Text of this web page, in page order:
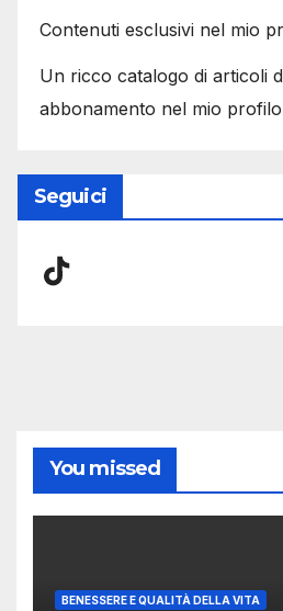
Contenuti esclusivi nel mio
Un ricco catalogo di articoli
abbonamento nel mio
Seguici
TikTok
You missed
BENESSERE E QUALITÀ DELLA VITA